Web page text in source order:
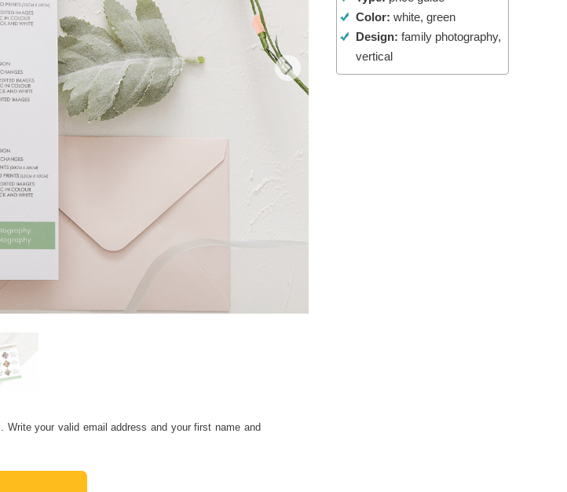
Retușând Servicii Date de Antrenament AI Video Editing ServicesColor: white, green
Design: family photography,
vertical
Write your valid email address and your first name and